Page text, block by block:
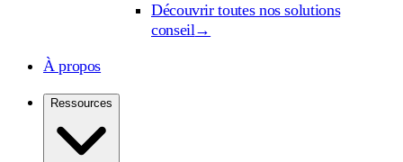
Découvrir toutes nos solutions
conseil→
À propos
Ressources